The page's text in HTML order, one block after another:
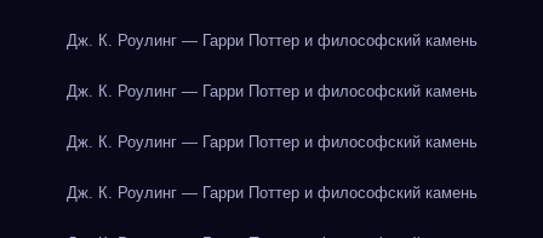
Дж. К. Роулинг — Гарри Поттер и философский камень
Дж. К. Роулинг — Гарри Поттер и философский камень
Дж. К. Роулинг — Гарри Поттер и философский камень
Дж. К. Роулинг — Гарри Поттер и философский камень